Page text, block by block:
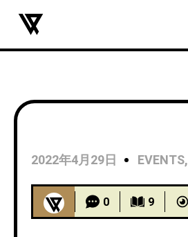
2022年4月29日
EVENTS,
0 9